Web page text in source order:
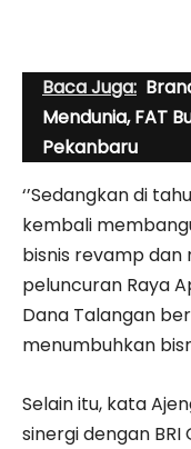
Baca Juga:
Mendunia, FAT
Pekanbaru
‘’Sedangkan di
kembali
bisnis revamp dan
peluncuran Raya
Dana Talangan
menumbuhkan
Selain itu, kata
sinergi dengan